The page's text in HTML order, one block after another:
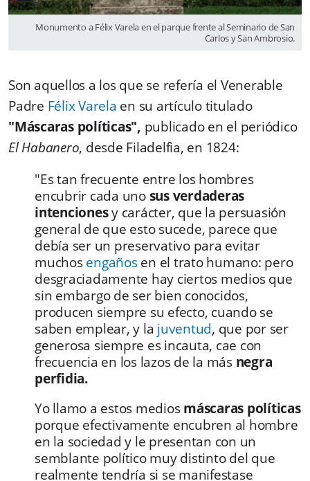
Monumento a Félix Varela en el parque frente al Seminario de San
Carlos y San Ambrosio.
Son aquellos a los que se refería el Venerable
Padre Félix Varela en su artículo titulado
"Máscaras políticas", publicado en el periódico
El Habanero, desde Filadelfia, en 1824:
"Es tan frecuente entre los hombres
encubrir cada unosus verdaderas
intencionesy carácter, que la persuasión
general de que esto sucede, parece que
debía ser un preservativo para evitar
muchosengañosen el trato humano: pero
desgraciadamente hay ciertos medios que
sin embargo de ser bien conocidos,
producen siempre su efecto, cuando se
saben emplear, y la juventud, que por ser
generosa siempre es incauta, cae con
frecuencia en los lazos de la más negra
perfidia.
Yo llamo a estos mediosmáscaras políticas
porque efectivamente encubren al hombre
en la sociedad y le presentan con un
semblante político muy distinto del que
realmente tendría si se manifestase